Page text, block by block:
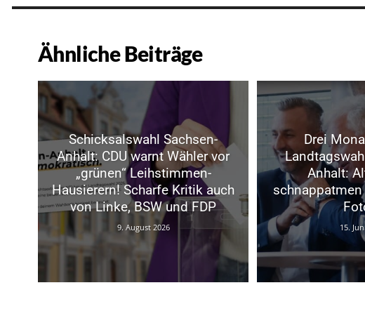
Ähnliche Beiträge
Schicksalswahl Sachsen-
Anhalt: CDU warnt Wähler vor
„grünen“ Leihstimmen-
Hausierern! Scharfe Kritik auch
von Linke, BSW und FDP
9. August 2026
Drei
Anhalt:
schnappatmen
15.